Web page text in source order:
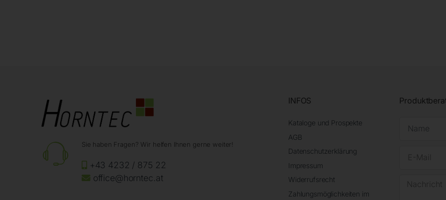
Sie haben Fragen? Wir helfen Ihnen gerne weiter!
+43 4232 / 875 22
office@horntec.at
INFOS
Kataloge und Prospekte
AGB
Datenschutzerklärung
Impressum
Widerrufsrecht
Zahlungsmöglichkeiten im